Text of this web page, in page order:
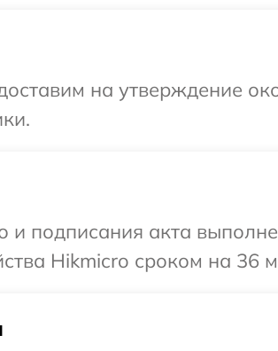
на утверждение
и подписания акта
Hikmicro сроком на 36